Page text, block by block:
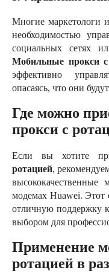
Многие маркетологи
необходимостью
социальных сетях
Мобильные прокси с
эффективно
опасаясь, что они
Где можно
прокси с
Если вы хотите
ротацией,
модемах Huawei. Этот
отличную поддержку
выбором для
Применение
ротацией в